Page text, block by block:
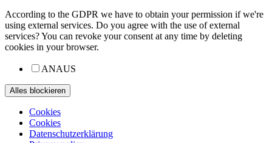
According to the GDPR we have to obtain your permission if we're
using external services. Do you agree with the use of external
services? You can revoke your consent at any time by deleting
cookies in your browser.
ANAUS
Cookies
Cookies
Datenschutzerklärung